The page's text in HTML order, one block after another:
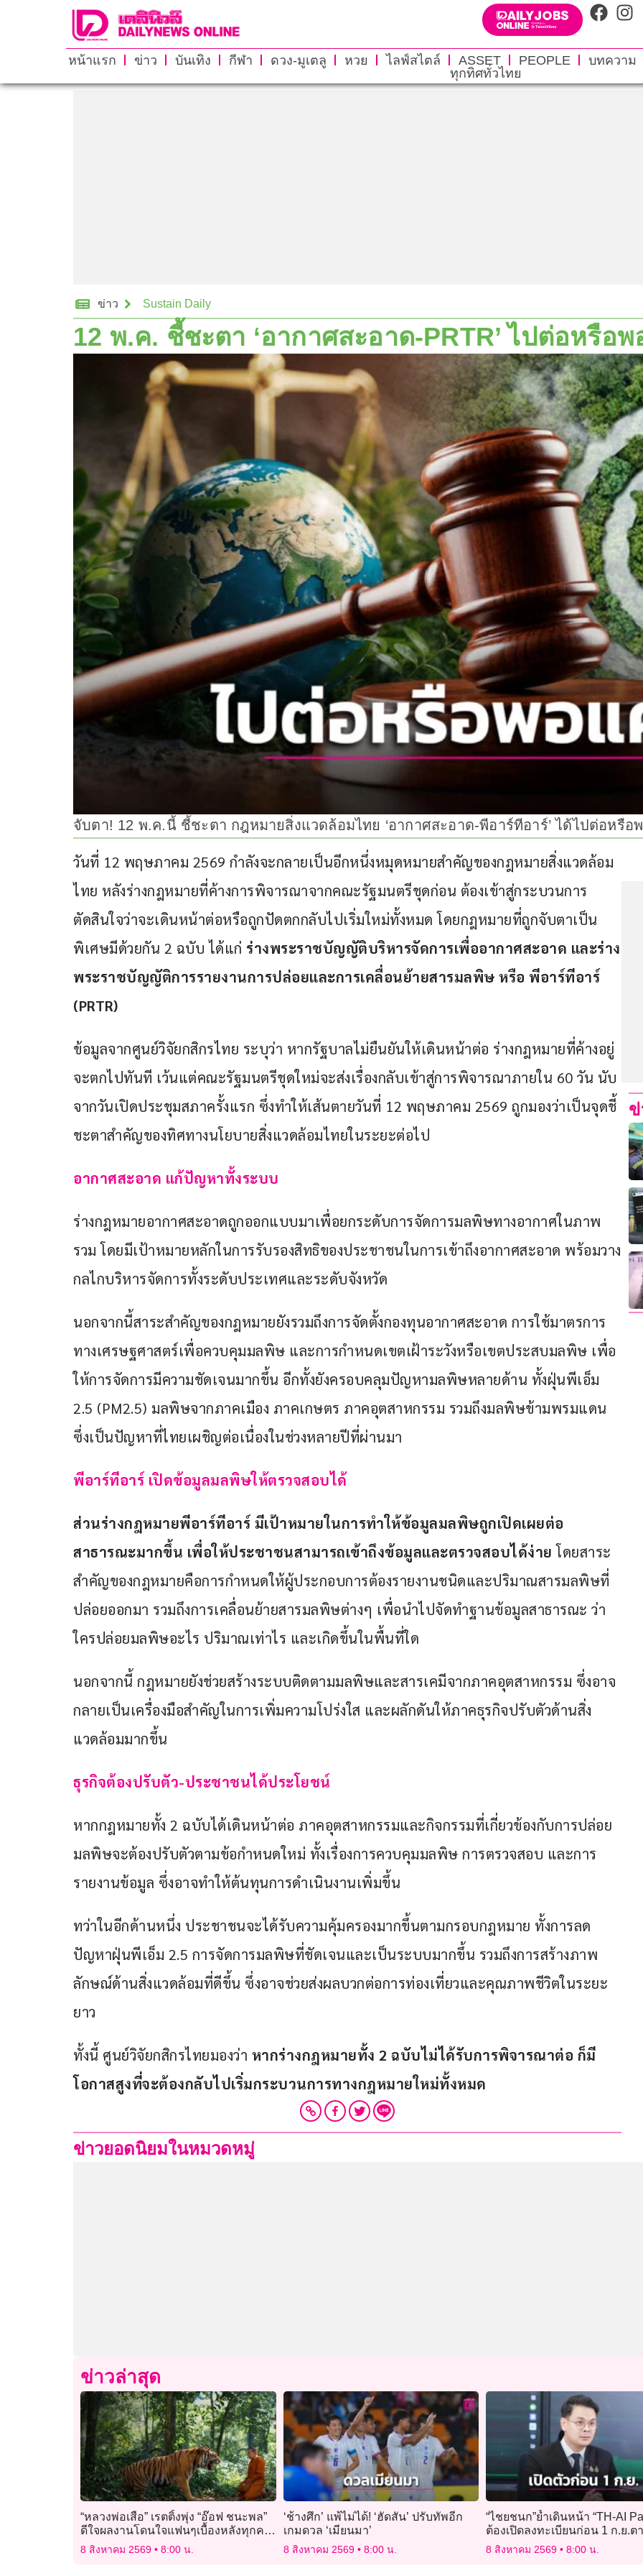
หน้าแรก ข่าว บันเทิง กีฬา ดวง-มูเตลู หวย ไลฟ์สไตล์ ASSET PEOPLE
บทความ
ทุกทิศทั่วไทย
ข่าว Sustain Daily
12 พ.ค. ชี้ชะตา ‘อากาศสะอาด-PRTR’ ไปต่อหรือ
จับตา! 12 พ.ค.นี้ ชี้ชะตา กฎหมายสิ่งแวดล้อมไทย ‘อากาศสะอาด-พีอาร์ทีอาร์’ ได้ไปต่อหรือ
วันที่ 12 พฤษภาคม 2569 กำลังจะกลายเป็นอีกหนึ่งหมุดหมายสำคัญของกฎหมายสิ่งแวดล้อม
ไทย หลังร่างกฎหมายที่ค้างการพิจารณาจากคณะรัฐมนตรีชุดก่อน ต้องเข้าสู่กระบวนการ
ตัดสินใจว่าจะเดินหน้าต่อหรือถูกปัดตกกลับไปเริ่มใหม่ทั้งหมด โดยกฎหมายที่ถูกจับตาเป็น
พิเศษมีด้วยกัน 2 ฉบับ ได้แก่ ร่างพระราชบัญญัติบริหารจัดการเพื่ออากาศสะอาด และร่าง
พระราชบัญญัติการรายงานการปล่อยและการเคลื่อนย้ายสารมลพิษ หรือ พีอาร์ทีอาร์
(PRTR)
ข้อมูลจากศูนย์วิจัยกสิกรไทย ระบุว่า หากรัฐบาลไม่ยืนยันให้เดินหน้าต่อ ร่างกฎหมายที่ค้างอยู่
จะตกไปทันที เว้นแต่คณะรัฐมนตรีชุดใหม่จะส่งเรื่องกลับเข้าสู่การพิจารณาภายใน 60 วัน นับ
จากวันเปิดประชุมสภาครั้งแรก ซึ่งทำให้เส้นตายวันที่ 12 พฤษภาคม 2569 ถูกมองว่าเป็นจุดชี้
ชะตาสำคัญของทิศทางนโยบายสิ่งแวดล้อมไทยในระยะต่อไป
อากาศสะอาด แก้ปัญหาทั้งระบบ
ร่างกฎหมายอากาศสะอาดถูกออกแบบมาเพื่อยกระดับการจัดการมลพิษทางอากาศในภาพ
รวม โดยมีเป้าหมายหลักในการรับรองสิทธิของประชาชนในการเข้าถึงอากาศสะอาด พร้อมวาง
กลไกบริหารจัดการทั้งระดับประเทศและระดับจังหวัด
นอกจากนี้สาระสำคัญของกฎหมายยังรวมถึงการจัดตั้งกองทุนอากาศสะอาด การใช้มาตรการ
ทางเศรษฐศาสตร์เพื่อควบคุมมลพิษ และการกำหนดเขตเฝ้าระวังหรือเขตประสบมลพิษ เพื่อ
ให้การจัดการมีความชัดเจนมากขึ้น อีกทั้งยังครอบคลุมปัญหามลพิษหลายด้าน ทั้งฝุ่นพีเอ็ม
2.5 (PM2.5) มลพิษจากภาคเมือง ภาคเกษตร ภาคอุตสาหกรรม รวมถึงมลพิษข้ามพรมแดน
ซึ่งเป็นปัญหาที่ไทยเผชิญต่อเนื่องในช่วงหลายปีที่ผ่านมา
พีอาร์ทีอาร์ เปิดข้อมูลมลพิษให้ตรวจสอบได้
ส่วนร่างกฎหมายพีอาร์ทีอาร์ มีเป้าหมายในการทำให้ข้อมูลมลพิษถูกเปิดเผยต่อ
สาธารณะมากขึ้น เพื่อให้ประชาชนสามารถเข้าถึงข้อมูลและตรวจสอบได้ง่าย โดยสาระ
สำคัญของกฎหมายคือการกำหนดให้ผู้ประกอบการต้องรายงานชนิดและปริมาณสารมลพิษที่
ปล่อยออกมา รวมถึงการเคลื่อนย้ายสารมลพิษต่างๆ เพื่อนำไปจัดทำฐานข้อมูลสาธารณะ ว่า
ใครปล่อยมลพิษอะไร ปริมาณเท่าไร และเกิดขึ้นในพื้นที่ใด
นอกจากนี้ กฎหมายยังช่วยสร้างระบบติดตามมลพิษและสารเคมีจากภาคอุตสาหกรรม ซึ่งอาจ
กลายเป็นเครื่องมือสำคัญในการเพิ่มความโปร่งใส และผลักดันให้ภาคธุรกิจปรับตัวด้านสิ่ง
แวดล้อมมากขึ้น
ธุรกิจต้องปรับตัว-ประชาชนได้ประโยชน์
หากกฎหมายทั้ง 2 ฉบับได้เดินหน้าต่อ ภาคอุตสาหกรรมและกิจกรรมที่เกี่ยวข้องกับการปล่อย
มลพิษจะต้องปรับตัวตามข้อกำหนดใหม่ ทั้งเรื่องการควบคุมมลพิษ การตรวจสอบ และการ
รายงานข้อมูล ซึ่งอาจทำให้ต้นทุนการดำเนินงานเพิ่มขึ้น
ทว่าในอีกด้านหนึ่ง ประชาชนจะได้รับความคุ้มครองมากขึ้นตามกรอบกฎหมาย ทั้งการลด
ปัญหาฝุ่นพีเอ็ม 2.5 การจัดการมลพิษที่ชัดเจนและเป็นระบบมากขึ้น รวมถึงการสร้างภาพ
ลักษณ์ด้านสิ่งแวดล้อมที่ดีขึ้น ซึ่งอาจช่วยส่งผลบวกต่อการท่องเที่ยวและคุณภาพชีวิตในระยะ
ยาว
ทั้งนี้ ศูนย์วิจัยกสิกรไทยมองว่า หากร่างกฎหมายทั้ง 2 ฉบับไม่ได้รับการพิจารณาต่อ ก็มี
โอกาสสูงที่จะต้องกลับไปเริ่มกระบวนการทางกฎหมายใหม่ทั้งหมด
ข่าวยอดนิยมในหมวดหมู่
ข่
ข่าวล่าสุด
“หลวงพ่อเสือ” เรตติ้งพุ่ง “อ๊อฟ ชนะพล”
ดีใจผลงานโดนใจแฟนๆเบื้องหลังทุกคน
ทุ่มสุดตัว
8 สิงหาคม 2569 8:00 น.
‘ช้างศึก’ แพ้ไม่ได้! ‘ฮัดสัน’ ปรับทัพอีก
เกมดวล ‘เมียนมา’
8 สิงหาคม 2569 8:00 น.
“ไชยชนก”ย้ำเดินหน้า “TH-AI
ต้องเปิดลงทะเบียนก่อน 1 ก.ย.ต
อาร์
8 สิงหาคม 2569 8:00 น.